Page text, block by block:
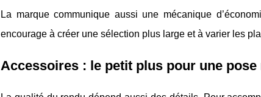
La marque communique aussi une mécanique
encourage à créer une sélection plus large et à varier les
Accessoires : le petit plus pour une